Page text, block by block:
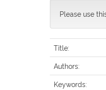
Please use
Title:
Authors:
Keywords: